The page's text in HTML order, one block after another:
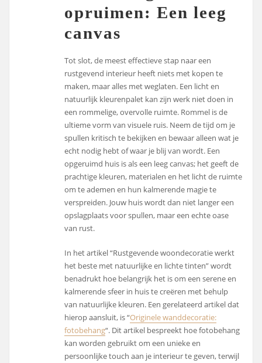
opruimen: Een leeg
canvas
Tot slot, de meest effectieve stap naar een
rustgevend interieur heeft niets met kopen te
maken, maar alles met weglaten. Een licht en
natuurlijk kleurenpalet kan zijn werk niet doen in
een rommelige, overvolle ruimte. Rommel is de
ultieme vorm van visuele ruis. Neem de tijd om je
spullen kritisch te bekijken en bewaar alleen wat je
echt nodig hebt of waar je blij van wordt. Een
opgeruimd huis is als een leeg canvas; het geeft de
prachtige kleuren, materialen en het licht de ruimte
om te ademen en hun kalmerende magie te
verspreiden. Jouw huis wordt dan niet langer een
opslagplaats voor spullen, maar een echte oase
van rust.
In het artikel “Rustgevende woondecoratie werkt
het beste met natuurlijke en lichte tinten” wordt
benadrukt hoe belangrijk het is om een serene en
kalmerende sfeer in huis te creëren met behulp
van natuurlijke kleuren. Een gerelateerd artikel dat
hierop aansluit, is “Originele wanddecoratie:
fotobehang“. Dit artikel bespreekt hoe fotobehang
kan worden gebruikt om een unieke en
persoonlijke touch aan je interieur te geven, terwijl